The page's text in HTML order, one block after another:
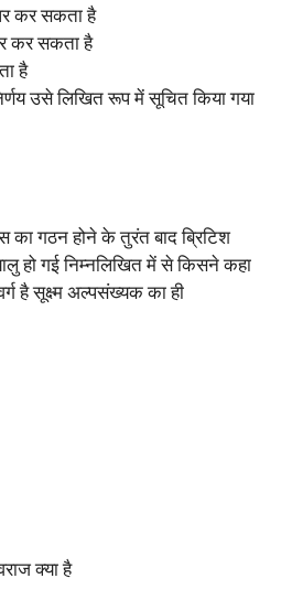
कर सकता है
कर सकता है
है
उसे लिखित रूप में सूचित किया गया
का गठन होने के तुरंत बाद ब्रिटिश
हो गई निम्नलिखित में से किसने कहा
है सूक्ष्म अल्पसंख्यक का ही
क्या है